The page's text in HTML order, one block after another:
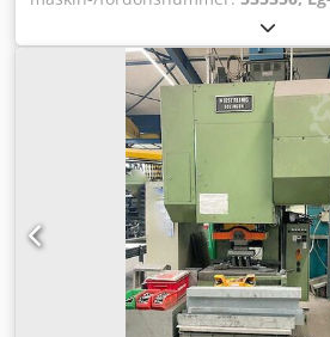
Presskraft 100 t - Utskjut 320 mm -
styrningen 400 mm - Bordstorlek ca
Genomhål i bordet, nedsänkt 335 /
bordspännplatta 90 mm - Maximal
mm - Slaglådans yta 600 x 335 mm -
slaglådan 80 mm - Slaghöjdsjustering
Utkastarens slag i slaglådan 32 mm
kontinuerlig drift ca 56/min - Drift 380
Platsbehov ca. B 1900 x H 2800 x D
kg - Utrustad med: - UVV-
Dkodpfx Ads E A Tmoier -
manövrerad koppling - LUTEX extra
Centraliserad smörjning